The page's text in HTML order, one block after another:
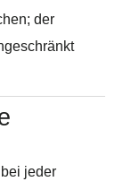
der
jeder